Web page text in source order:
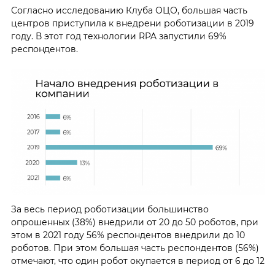
Согласно исследованию Клуба ОЦО, большая часть
центров приступила к внедрени роботизации в 2019
году. В этот год технологии RPA запустили 69%
респондентов.
За весь период роботизации большинство
опрошенных (38%) внедрили от 20 до 50 роботов, при
этом в 2021 году 56% респондентов внедрили до 10
роботов. При этом большая часть респондентов (56%)
отмечают, что один робот окупается в период от 6 до 12